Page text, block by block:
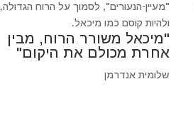
"מעיין-הנעורים", לסמוך על הרוח הגדולה,
ולהיות קוסם כמו מיכאל.
"מיכאל משורר הרוח, מבין
אחרת מכולם את היקום"
שלומית אנדרמן